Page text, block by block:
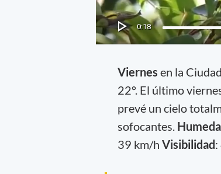
Viernes en la
22°. El último
prevé un cielo
sofocantes.
39 km/h Visibilidad: